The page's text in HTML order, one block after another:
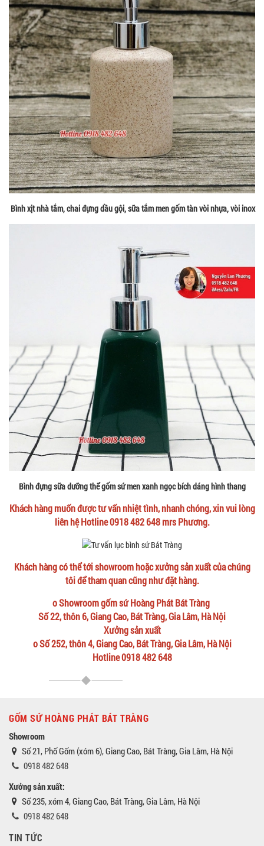
Bình xịt nhà tắm, chai đựng dầu gội, sữa tắm men gốm tàn vòi nhựa, vòi inox
Bình đựng sữa dưỡng thể gốm sứ men xanh ngọc bích dáng hình thang
Khách hàng muốn được tư vấn nhiệt tình, nhanh chóng, xin vui lòng
liên hệ Hotline 0918 482 648 mrs Phương.
Khách hàng có thể tới showroom hoặc xưởng sản xuất của chúng
tôi để tham quan cũng như đặt hàng.
o Showroom gốm sứ Hoàng Phát Bát Tràng
Số 22, thôn 6, Giang Cao, Bát Tràng, Gia Lâm, Hà Nội
Xưởng sản xuất
o Số 252, thôn 4, Giang Cao, Bát Tràng, Gia Lâm, Hà Nội
Hotline 0918 482 648
GỐM SỨ HOÀNG PHÁT BÁT TRÀNG
Showroom
Số 21, Phố Gốm (xóm 6), Giang Cao, Bát Tràng, Gia Lâm, Hà Nội
0918 482 648
Xưởng sản xuất:
Số 235, xóm 4, Giang Cao, Bát Tràng, Gia Lâm, Hà Nội
0918 482 648
TIN TỨC